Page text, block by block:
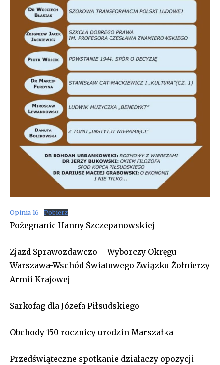
Opinia 16 Pobierz
Pożegnanie Hanny Szczepanowskiej
Zjazd Sprawozdawczo – Wyborczy Okręgu
Warszawa-Wschód Światowego Związku Żołnierzy
Armii Krajowej
Sarkofag dla Józefa Piłsudskiego
Obchody 150 rocznicy urodzin Marszałka
Przedświąteczne spotkanie działaczy opozycji